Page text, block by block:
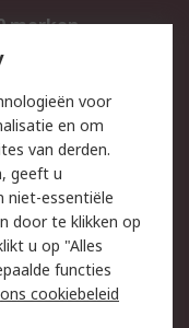
merken
veiligheid
voor
en om
van derden.
geeft u
niet-essentiële
door te klikken op
u op "Alles
functies
ons cookiebeleid